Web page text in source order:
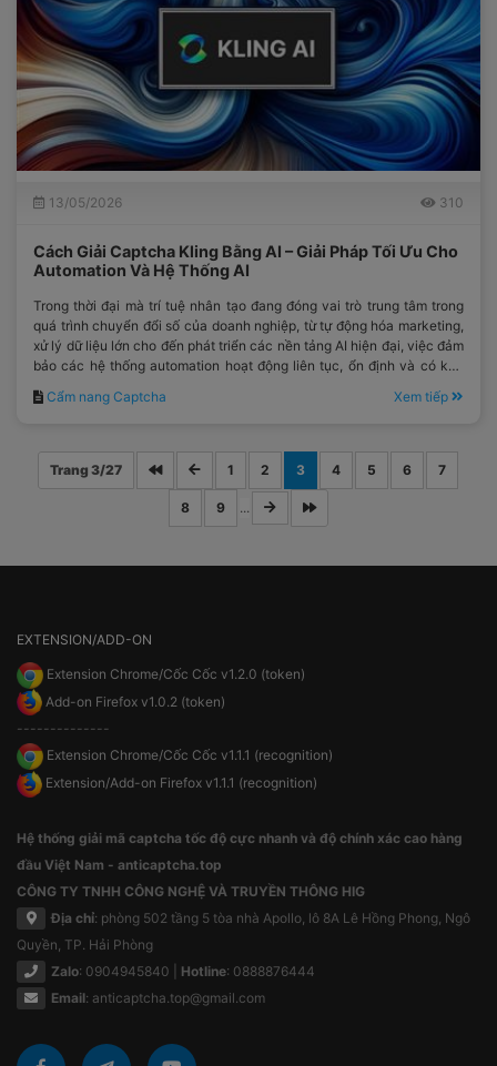
13/05/2026 310
Cách Giải Captcha Kling Bằng AI – Giải Pháp Tối Ưu Cho
Automation Và Hệ Thống AI
Trong thời đại mà trí tuệ nhân tạo đang đóng vai trò trung tâm trong
quá trình chuyển đổi số của doanh nghiệp, từ tự động hóa marketing,
xử lý dữ liệu lớn cho đến phát triển các nền tảng AI hiện đại, việc đảm
bảo các hệ thống automation hoạt động liên tục, ổn định và có khả
năng mở rộng linh hoạt đã trở thành yêu cầu mang tính chiến lược.
Cẩm nang Captcha Xem tiếp
Trang 3/27 1 2 3 4 5 6 7
8 9 ...
EXTENSION/ADD-ON
Extension Chrome/Cốc Cốc v1.2.0 (token)
Add-on Firefox v1.0.2 (token)
--------------
Extension Chrome/Cốc Cốc v1.1.1 (recognition)
Extension/Add-on Firefox v1.1.1 (recognition)
Hệ thống giải mã captcha tốc độ cực nhanh và độ chính xác cao hàng
đầu Việt Nam - anticaptcha.top
CÔNG TY TNHH CÔNG NGHỆ VÀ TRUYỀN THÔNG HIG
Địa chỉ: phòng 502 tầng 5 tòa nhà Apollo, lô 8A Lê Hồng Phong, Ngô
Quyền, TP. Hải Phòng
Zalo: 0904945840 | Hotline: 0888876444
Email: anticaptcha.top@gmail.com